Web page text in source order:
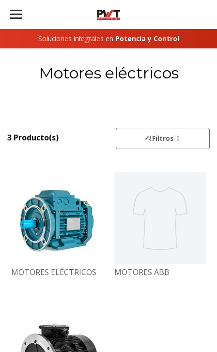
Soluciones integrales en Potencia y Control
Motores eléctricos
3 Producto(s) Filtros 0
MOTORES ELÉCTRICOS MOTORES ABB